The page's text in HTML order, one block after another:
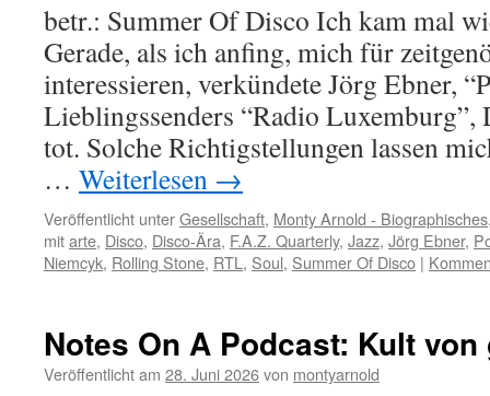
betr.: Summer Of Disco Ich kam mal
Gerade, als ich anfing, mich für
interessieren, verkündete Jörg Ebner,
Lieblingssenders “Radio
tot. Solche Richtigstellungen lassen
… Weiterlesen →
Veröffentlicht unterGesellschaft, Monty Arnold - Biographisches
mitarte, Disco, Disco-Ära, F.A.Z. Quarterly, Jazz, Jörg Ebner,
Niemcyk, Rolling Stone, RTL , Soul, Summer Of Disco |
Notes On A Podcast: Kult von
Veröffentlicht am 28. Juni 2026von montyarnold